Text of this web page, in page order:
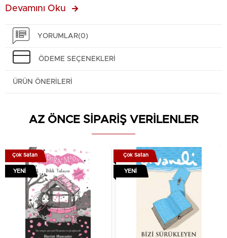
erkek ilişkilerinin polemiklerini, şiirin ve kendi esin
çalışmasını, “şiirsel mitlerin dilinin tarihsel grameri”
olarak tanımlar. ￼Tanıtım Metni
Devamını Oku
YORUMLAR(0)
ÖDEME SEÇENEKLERI
ÜRÜN ÖNERILERI
AZ ÖNCE SİPARİŞ VERİLENLER
Çok Satan
YENI
Çok Satan
YENI